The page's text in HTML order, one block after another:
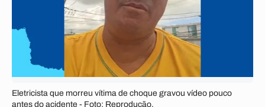
Eletricista que morreu vítima de choque gravou vídeo pouco
antes do acidente - Foto: Reprodução.